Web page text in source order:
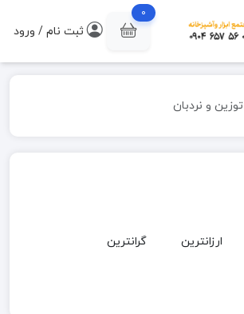
0
ثبت نام / ورود
توزین و نردبان
ارزانترین گرانترین